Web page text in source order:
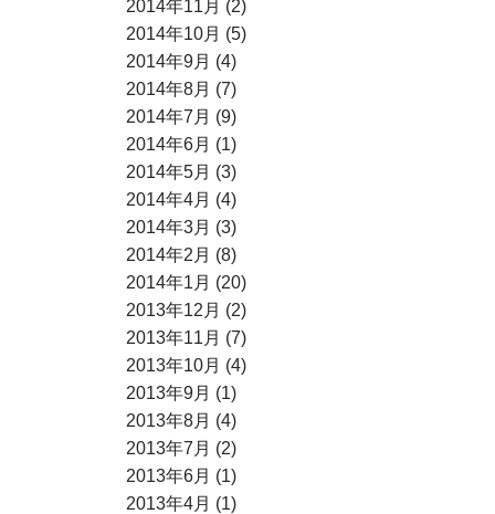
2014年11月 (2)
2014年10月 (5)
2014年9月 (4)
2014年8月 (7)
2014年7月 (9)
2014年6月 (1)
2014年5月 (3)
2014年4月 (4)
2014年3月 (3)
2014年2月 (8)
2014年1月 (20)
2013年12月 (2)
2013年11月 (7)
2013年10月 (4)
2013年9月 (1)
2013年8月 (4)
2013年7月 (2)
2013年6月 (1)
2013年4月 (1)